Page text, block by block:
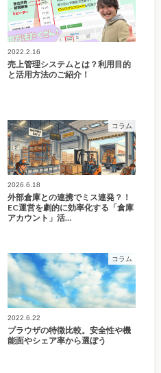
2022.2.16
売上管理システムとは？利用目的
と活用方法のご紹介！
コラム
2026.6.18
外部倉庫との連携でミス連発？！
EC運営を劇的に効率化する「倉庫
アカウント」活…
コラム
2022.6.22
ブラウザの特徴比較。安全性や機
能面やシェア率から選ぼう